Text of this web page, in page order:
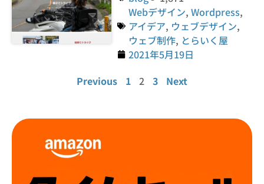
Webデザイン,Wordpress,
アイデア, ウェブデザイン,
ウェブ制作, とらいく屋
2021年5月19日
Previous
1 2 3 Next